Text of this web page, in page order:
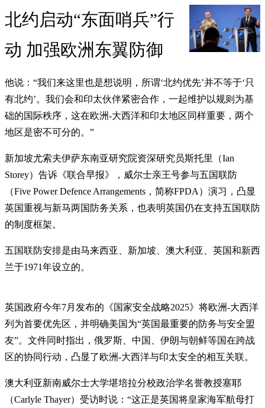
北约启动“东面哨兵”行
动 加强欧洲东翼防御
他说：“我们来这里也是想说明，所谓‘北约优先’并不等于‘只
有北约’。我们会和印太伙伴紧密合作，一起维护以规则为基
础的国际秩序，这在欧洲-大西洋和印太地区同样重要，两个
地区是密不可分的。”
新加坡尤索夫伊萨东南亚研究院资深研究员斯托里（Ian
Storey）告诉《联合早报》，威尔士亲王号参与五国联防
（Five Power Defence Arrangements，简称FPDA）演习，凸显
英国重视与新马两国防务关系，也表明英国仍在支持五国联防
的制度框架。
五国联防安排是由马来西亚、新加坡、澳大利亚、英国和新西
兰于1971年设立的。
英国政府今年7月发布的《国家安全战略2025》将欧洲-大西洋
列为首要优先区，并明确美国为“英国最重要的防务与安全盟
友”。文件同时指出，俄罗斯、中国、伊朗与朝鲜等国在跨战
区的协同行动，凸显了欧洲-大西洋与印太安全的相互关联。
澳大利亚新南威尔士大学堪培拉分校政治学名誉教授塞耶
（Carlyle Thayer）受访时说：“这正是英国将皇家海军航母打